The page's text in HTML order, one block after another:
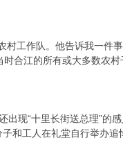
工作队。他告诉我一件
合江的所有或大多数农村
现“十里长街送总理”的
和工人在礼堂自行举办